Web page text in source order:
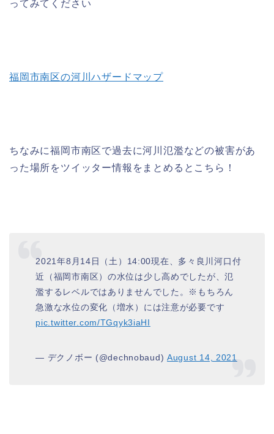
ってみてください
福岡市南区の河川ハザードマップ
ちなみに福岡市南区で過去に河川氾濫などの被害があ
った場所をツイッター情報をまとめるとこちら！
2021年8月14日（土）14:00現在、多々良川河口付
近（福岡市南区）の水位は少し高めでしたが、氾
濫するレベルではありませんでした。※もちろん
急激な水位の変化（増水）には注意が必要です
pic.twitter.com/TGqyk3iaHI
— デクノボー (@dechnobaud)August 14, 2021